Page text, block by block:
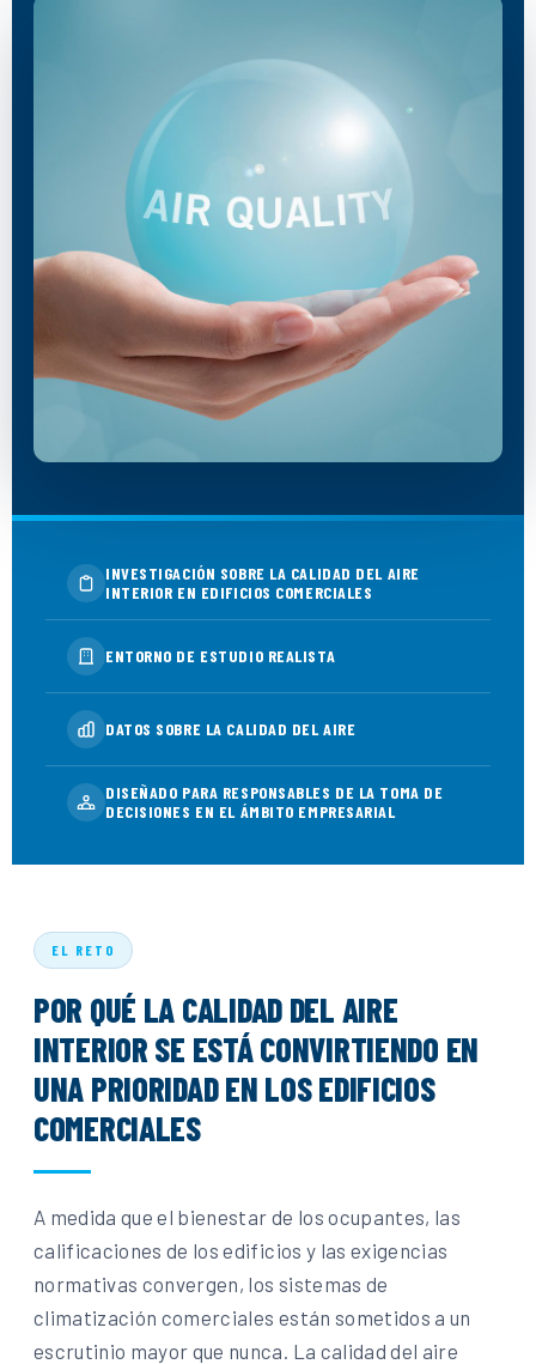
INVESTIGACIÓN SOBRE LA CALIDAD DEL AIRE
INTERIOR EN EDIFICIOS COMERCIALES
ENTORNO DE ESTUDIO REALISTA
DATOS SOBRE LA CALIDAD DEL AIRE
DISEÑADO PARA RESPONSABLES DE LA TOMA DE
DECISIONES EN EL ÁMBITO EMPRESARIAL
EL RETO
POR QUÉ LA CALIDAD DEL AIRE
INTERIOR SE ESTÁ CONVIRTIENDO EN
UNA PRIORIDAD EN LOS EDIFICIOS
COMERCIALES
A medida que el bienestar de los ocupantes, las
calificaciones de los edificios y las exigencias
normativas convergen, los sistemas de
climatización comerciales están sometidos a un
escrutinio mayor que nunca. La calidad del aire